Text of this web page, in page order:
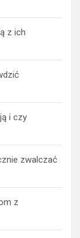
z ich
i czy
zwalczać
z